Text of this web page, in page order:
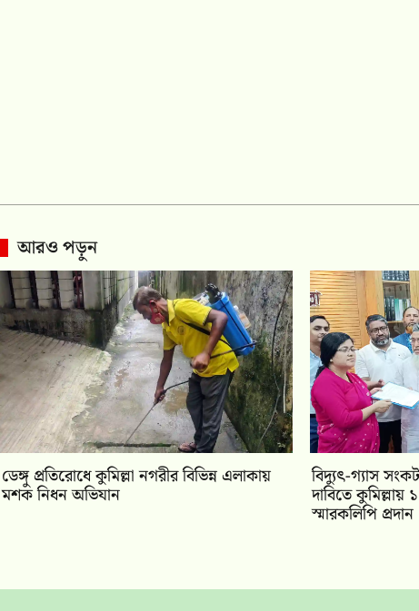
আরও পড়ুন
ডেঙ্গু প্রতিরোধে কুমিল্লা নগরীর বিভিন্ন এলাকায়
মশক নিধন অভিযান
‎বিদ্যুৎ-গ্যাস
দাবিতে
স্মারকলিপি প্রদান